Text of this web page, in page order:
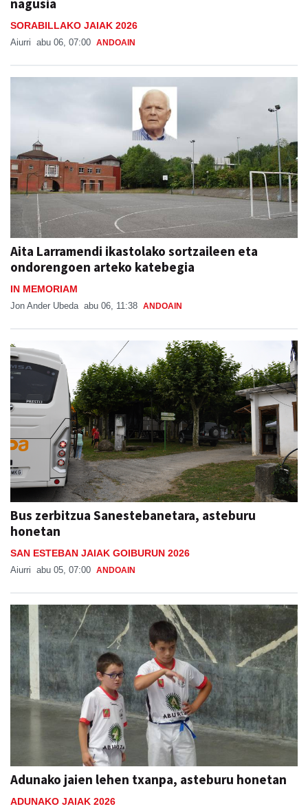
SORABILLAKO JAIAK 2026
Aiurri abu 06, 07:00 ANDOAIN
Aita Larramendi ikastolako sortzaileen eta
ondorengoen arteko katebegia
IN MEMORIAM
Jon Ander Ubeda abu 06, 11:38 ANDOAIN
Bus zerbitzua Sanestebanetara, asteburu
honetan
SAN ESTEBAN JAIAK GOIBURUN 2026
Aiurri abu 05, 07:00 ANDOAIN
Adunako jaien lehen txanpa, asteburu honetan
ADUNAKO JAIAK 2026